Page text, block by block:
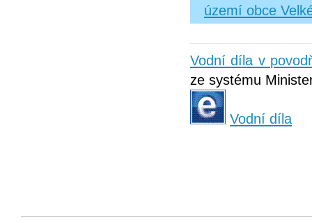
území obce
Vodní díla v
ze systému
Vodní díla